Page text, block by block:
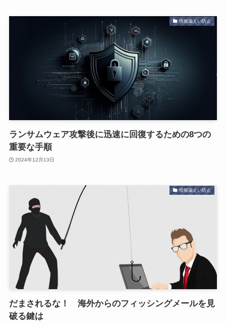
情報漏えい防止
ランサムウェア攻撃後に迅速に回復するための8つの
重要な手順
2024年12月13日
情報漏えい防止
だまされるな！ 海外からのフィッシングメールを見
破る鍵は